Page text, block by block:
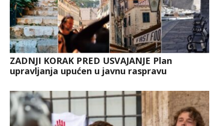
ZADNJI KORAK PRED USVAJANJE Plan
upravljanja upućen u javnu raspravu